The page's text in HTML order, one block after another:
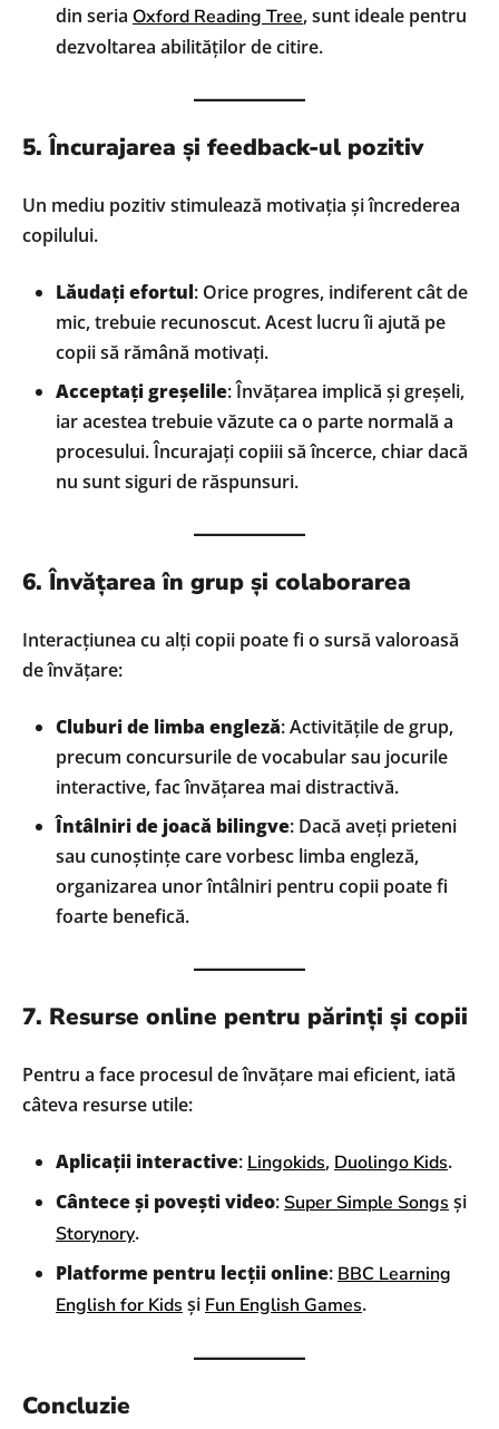
din seria Oxford Reading Tree, sunt ideale pentru
dezvoltarea abilităților de citire.
5. Încurajarea și feedback-ul pozitiv
Un mediu pozitiv stimulează motivația și încrederea
copilului.
Lăudați efortul: Orice progres, indiferent cât de
mic, trebuie recunoscut. Acest lucru îi ajută pe
copii să rămână motivați.
Acceptați greșelile: Învățarea implică și greșeli,
iar acestea trebuie văzute ca o parte normală a
procesului. Încurajați copiii să încerce, chiar dacă
nu sunt siguri de răspunsuri.
6. Învățarea în grup și colaborarea
Interacțiunea cu alți copii poate fi o sursă valoroasă
de învățare:
Cluburi de limba engleză: Activitățile de grup,
precum concursurile de vocabular sau jocurile
interactive, fac învățarea mai distractivă.
Întâlniri de joacă bilingve: Dacă aveți prieteni
sau cunoștințe care vorbesc limba engleză,
organizarea unor întâlniri pentru copii poate fi
foarte benefică.
7. Resurse online pentru părinți și copii
Pentru a face procesul de învățare mai eficient, iată
câteva resurse utile:
Aplicații interactive: Lingokids, Duolingo Kids.
Cântece și povești video: Super Simple Songs și
Storynory.
Platforme pentru lecții online: BBC Learning
English for Kids și Fun English Games.
Concluzie